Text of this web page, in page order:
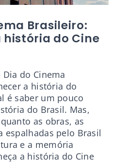
Brasileiro:
história do Cine
do Cinema
a história do
é saber um pouco
do Brasil. Mas,
as obras, as
espalhadas pelo Brasil
e a memória
a história do Cine